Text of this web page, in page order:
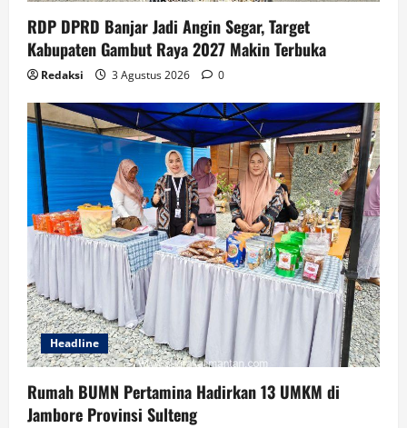
RDP DPRD Banjar Jadi Angin Segar, Target
Kabupaten Gambut Raya 2027 Makin Terbuka
Redaksi 3 Agustus 2026 0
Headline
Rumah BUMN Pertamina Hadirkan 13 UMKM di
Jambore Provinsi Sulteng